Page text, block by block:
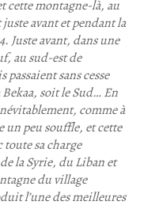
cette montagne-là, au
avant et pendant la
Juste avant, dans une
au sud-est de
sans cesse
soit le Sud… En
comme à
un peu souffle, et cette
sa charge
la Syrie, du Liban et
du village
l’une des meilleures